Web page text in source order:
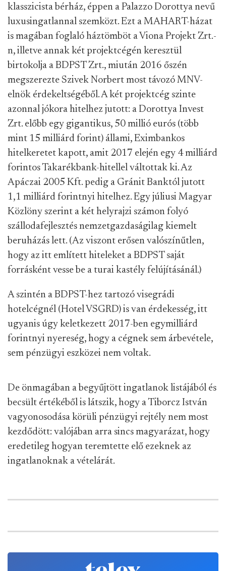
klasszicista bérház, éppen a Palazzo Dorottya nevű
luxusingatlannal szemközt. Ezt a MAHART-házat
is magában foglaló háztömböt a Viona Projekt Zrt.-
n, illetve annak két projektcégén keresztül
birtokolja a BDPST Zrt., miután 2016 őszén
megszerezte Szivek Norbert most távozó MNV-
elnök érdekeltségéből. A két projektcég szinte
azonnal jókora hitelhez jutott: a Dorottya Invest
Zrt. előbb egy gigantikus, 50 millió eurós (több
mint 15 milliárd forint) állami, Eximbankos
hitelkeretet kapott, amit 2017 elején egy 4 milliárd
forintos Takarékbank-hitellel váltottak ki. Az
Apáczai 2005 Kft. pedig a Gránit Banktól jutott
1,1 milliárd forintnyi hitelhez. Egy júliusi Magyar
Közlöny szerint a két helyrajzi számon folyó
szállodafejlesztés nemzetgazdaságilag kiemelt
beruházás lett. (Az viszont erősen valószínűtlen,
hogy az itt említett hiteleket a BDPST saját
forrásként vesse be a turai kastély felújításánál.)
A szintén a BDPST-hez tartozó visegrádi
hotelcégnél (Hotel VSGRD) is van érdekesség, itt
ugyanis úgy keletkezett 2017-ben egymilliárd
forintnyi nyereség, hogy a cégnek sem árbevétele,
sem pénzügyi eszközei nem voltak.
De önmagában a begyűjtött ingatlanok listájából és
becsült értékéből is látszik, hogy a Tiborcz István
vagyonosodása körüli pénzügyi rejtély nem most
kezdődött: valójában arra sincs magyarázat, hogy
eredetileg hogyan teremtette elő ezeknek az
ingatlanoknak a vételárát.